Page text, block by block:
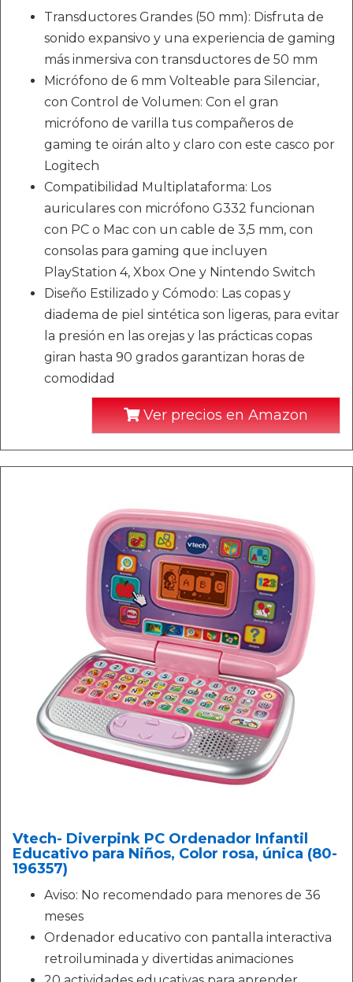
Transductores Grandes (50 mm): Disfruta de
sonido expansivo y una experiencia de gaming
más inmersiva con transductores de 50 mm
Micrófono de 6 mm Volteable para Silenciar,
con Control de Volumen: Con el gran
micrófono de varilla tus compañeros de
gaming te oirán alto y claro con este casco por
Logitech
Compatibilidad Multiplataforma: Los
auriculares con micrófono G332 funcionan
con PC o Mac con un cable de 3,5 mm, con
consolas para gaming que incluyen
PlayStation 4, Xbox One y Nintendo Switch
Diseño Estilizado y Cómodo: Las copas y
diadema de piel sintética son ligeras, para evitar
la presión en las orejas y las prácticas copas
giran hasta 90 grados garantizan horas de
comodidad
Ver precios en Amazon
Vtech- Diverpink PC Ordenador Infantil
Educativo para Niños, Color rosa, única (80-
196357)
Aviso: No recomendado para menores de 36
meses
Ordenador educativo con pantalla interactiva
retroiluminada y divertidas animaciones